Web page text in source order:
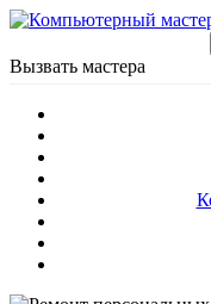
Вызвать мастера